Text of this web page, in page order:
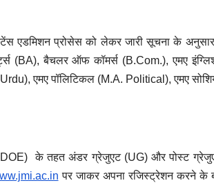
एडमिशन प्रोसेस को लेकर जारी सूचना के
(BA), बैचलर ऑफ कॉमर्स (B.Com.), एमए
Urdu), एमए पॉलिटिकल (M.A. Political), एमए
के तहत अंडर ग्रेजुएट (UG) और पोस्ट
पर जाकर अपना रजिस्ट्रेशन करने के